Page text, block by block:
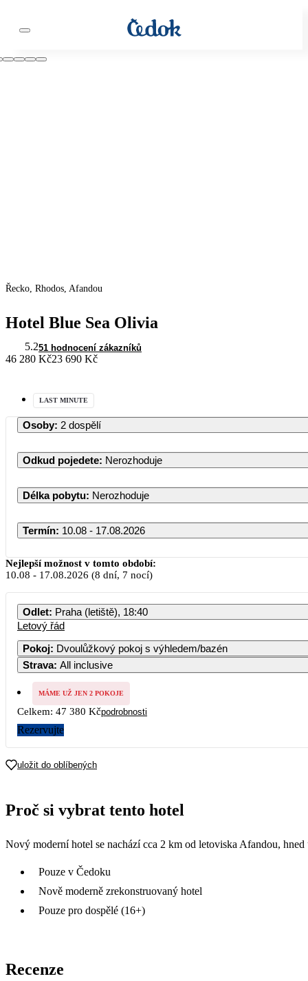
Řecko, Rhodos, Afandou
Hotel Blue Sea Olivia
5.251 hodnocení zákazníků
46 280 Kč23 690 Kč
LAST MINUTE
Osoby: 2 dospělí
Odkud pojedete: Nerozhoduje
Délka pobytu: Nerozhoduje
Termín: 10.08 - 17.08.2026
Nejlepší možnost v tomto období:
10.08 - 17.08.2026 (8 dní, 7 nocí)
Odlet: Praha (letiště), 18:40
Letový řád
Pokoj: Dvoulůžkový pokoj s výhledem/bazén
Strava: All inclusive
MÁME UŽ JEN 2 POKOJE
Celkem: 47 380 Kčpodrobnosti
Rezervujte
uložit do oblíbených
Proč si vybrat tento hotel
Nový moderní hotel se nachází cca 2 km od letoviska Afandou,
Pouze v Čedoku
Nově moderně zrekonstruovaný hotel
Pouze pro dospělé (16+)
Recenze